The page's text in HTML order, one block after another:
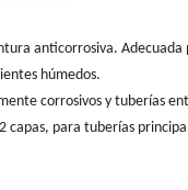
anticorrosiva. Adecuada
húmedos.
corrosivos y tuberías
capas, para tuberías